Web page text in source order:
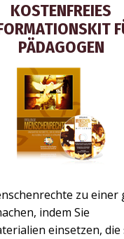
KOSTENFREIES
PÄDAGOGEN
zu einer
indem Sie
einsetzen, die